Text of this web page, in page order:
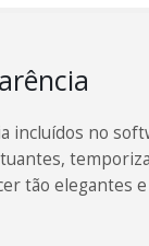
incluídos no
tão elegantes